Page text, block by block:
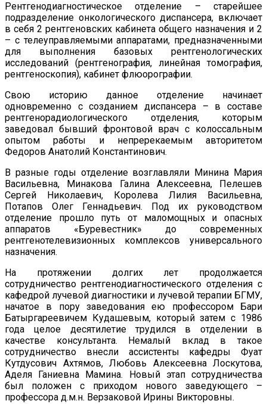
Рентгенодиагностическое отделение – старейшее
подразделение онкологического диспансера, включает
в себя 2 рентгеновских кабинета общего назначения и 2
– с телеуправляемыми аппаратами, предназначенными
для выполнения базовых рентгенологических
исследований (рентгенография, линейная томография,
рентгеноскопия), кабинет флюорографии.
Свою историю данное отделение начинает
одновременно с созданием диспансера – в составе
рентгенорадиологического отделения, которым
заведовал бывший фронтовой врач с колоссальным
опытом работы и непререкаемым авторитетом
Федоров Анатолий Константинович.
В разные годы отделение возглавляли Минина Мария
Васильевна, Минакова Галина Алексеевна, Пелешев
Сергей Николаевич, Королева Лилия Васильевна,
Потапов Олег Геннадьевич. Под их руководством
отделение прошло путь от маломощных и опасных
аппаратов «Буревестник» до современных
рентгенотелевизионных комплексов универсального
назначения.
На протяжении долгих лет продолжается
сотрудничество рентгенодиагностического отделения с
кафедрой лучевой диагностики и лучевой терапии БГМУ,
начатое в пору заведования ею профессором Бари
Батыргареевичем Кудашевым, который затем с 1986
года целое десятилетие трудился в отделении в
качестве консультанта. Немалый вклад в такое
сотрудничество внесли ассистенты кафедры Фуат
Кутдусович Ахтямов, Любовь Алексеевна Лоскутова,
Аделя Ганиевна Мамина. Новый этап сотрудничества
был положен с приходом нового заведующего –
профессора д.м.н. Верзаковой Ирины Викторовны.